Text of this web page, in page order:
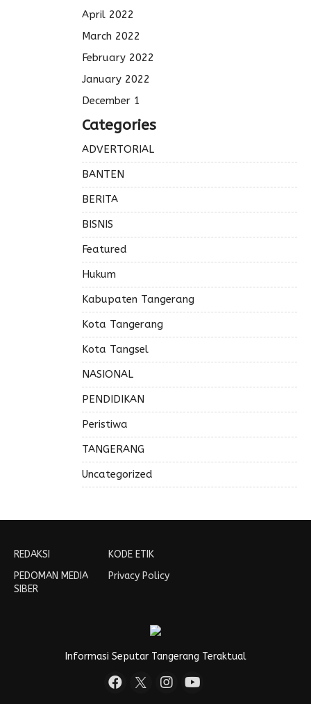
April 2022
March 2022
February 2022
January 2022
December 1
Categories
ADVERTORIAL
BANTEN
BERITA
BISNIS
Featured
Hukum
Kabupaten Tangerang
Kota Tangerang
Kota Tangsel
NASIONAL
PENDIDIKAN
Peristiwa
TANGERANG
Uncategorized
REDAKSI
PEDOMAN MEDIA
SIBER
KODE ETIK
Privacy Policy
Informasi Seputar Tangerang Teraktual